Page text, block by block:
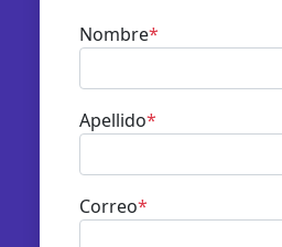
Nombre*
Apellido*
Correo*